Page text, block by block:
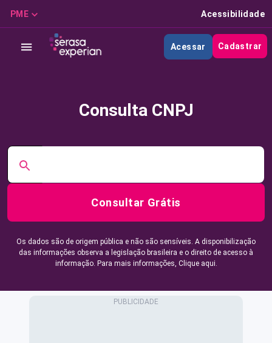
PME Acessibilidade
Acessar Cadastrar
Consulta CNPJ
Consultar Grátis
Os dados são de origem pública e não são sensíveis. A disponibilização
das informações observa a legislação brasileira e o direito de acesso à
informação. Para mais informações, Clique aqui.